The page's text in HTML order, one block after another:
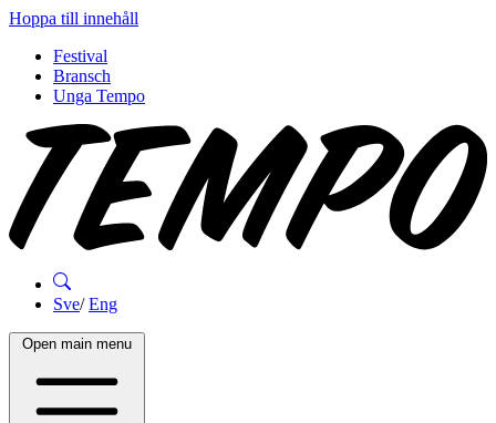
Hoppa till innehåll
Festival
Bransch
Unga Tempo
Sve/Eng
Open main menu